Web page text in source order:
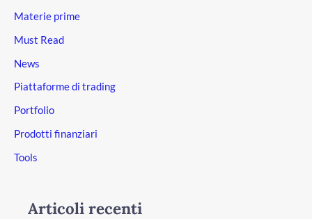
Materie prime
Must Read
News
Piattaforme di trading
Portfolio
Prodotti finanziari
Tools
Articoli recenti